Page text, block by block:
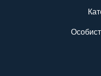
розширення
шт. Бездротова